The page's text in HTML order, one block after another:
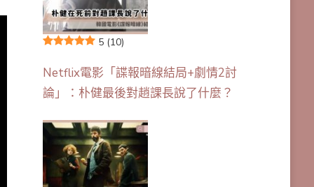
5 (10)
Netflix電影「諜報暗線結局+劇情2討
論」：朴健最後對趙課長說了什麼？